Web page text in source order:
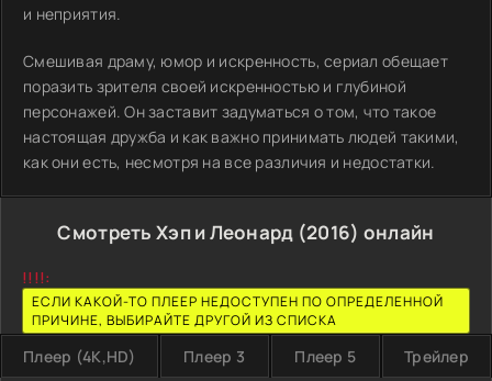
и неприятия.
Смешивая драму, юмор и искренность, сериал обещает
поразить зрителя своей искренностью и глубиной
персонажей. Он заставит задуматься о том, что такое
настоящая дружба и как важно принимать людей такими,
как они есть, несмотря на все различия и недостатки.
Смотреть Хэп и Леонард (2016) онлайн
!!!!:
ЕСЛИ КАКОЙ-ТО ПЛЕЕР НЕДОСТУПЕН ПО ОПРЕДЕЛЕННОЙ
ПРИЧИНЕ, ВЫБИРАЙТЕ ДРУГОЙ ИЗ СПИСКА
Плеер (4K,HD) Плеер 3 Плеер 5 Трейлер